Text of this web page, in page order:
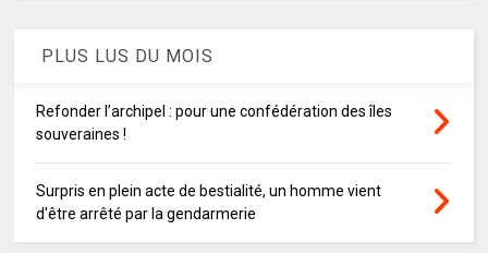
PLUS LUS DU MOIS
Refonder l’archipel : pour une confédération des îles
souveraines !
Surpris en plein acte de bestialité, un homme vient
d'être arrêté par la gendarmerie